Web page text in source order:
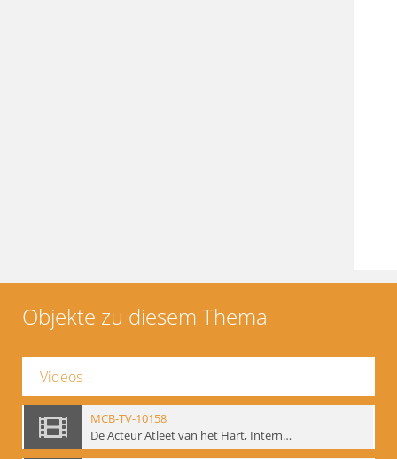
Objekte zu diesem Thema
Videos
MCB-TV-10158
De Acteur Atleet van het Hart, Internationale Konferenz, Gent, 17.11.2004 - Interne Signatur: BM-vid-129